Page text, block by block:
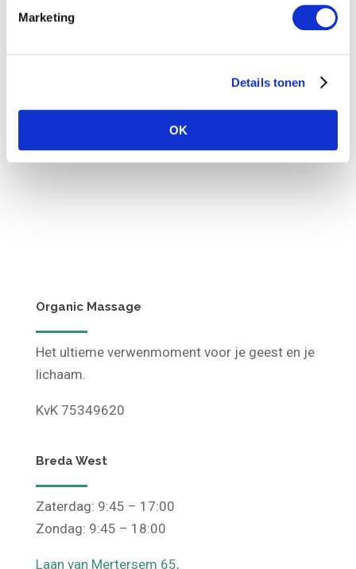
Marketing
Details tonen
OK
Ik ga akkoord met de privacyverklaring van
Organic Massage
Het ultieme verwenmoment voor je geest en je
Breda West
Zaterdag: 9:45 – 17:00